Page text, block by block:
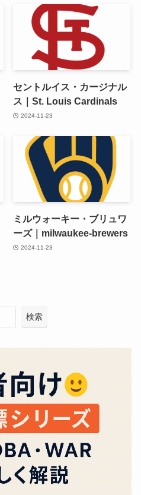
セントルイス・カージナル
ス｜St. Louis Cardinals
2024-11-23
ミルウォーキー・ブリュワ
ーズ｜milwaukee-brewers
2024-11-23
検索